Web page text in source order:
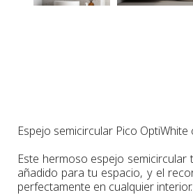
Espejo semicircular Pico
Este hermoso espejo
añadido para tu espacio, y el
perfectamente en cualquier interior.